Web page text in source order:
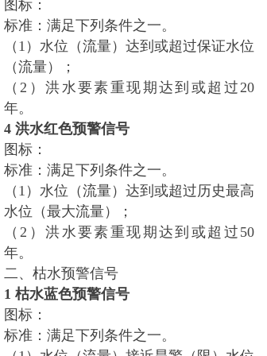
图标：
标准：满足下列条件之一。
（1）水位（流量）达到或超过保证水位
（流量）；
（2）洪水要素重现期达到或超过20
年。
4 洪水红色预警信号
图标：
标准：满足下列条件之一。
（1）水位（流量）达到或超过历史最高
水位（最大流量）；
（2）洪水要素重现期达到或超过50
年。
二、枯水预警信号
1 枯水蓝色预警信号
图标：
标准：满足下列条件之一。